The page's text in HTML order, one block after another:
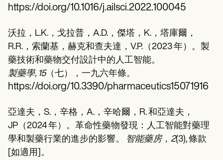
https://doi.org/10.1016/j.ailsci.2022.100045
沃拉，L.K.，戈拉普，A.D.，傑塔，K.，塔庫爾，
R.R.，索蘭基，赫克和查夫達，V.P.（2023 年）。製
藥技術和藥物交付設計中的人工智能。
製藥學, 15（七），一九六年條。
https://doi.org/10.3390/pharmaceutics15071916
亞達夫，S.，辛格，A.，辛哈爾，R. 和亞達夫，
JP（2024 年）。革命性藥物發現：人工智能對藥理
學和製藥行業的進步的影響。
智能藥房，2(3), 條款
[如適用]。